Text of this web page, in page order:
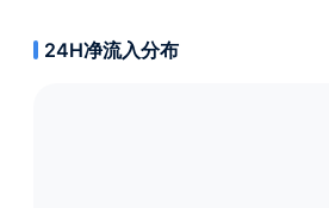
24H净流入分布